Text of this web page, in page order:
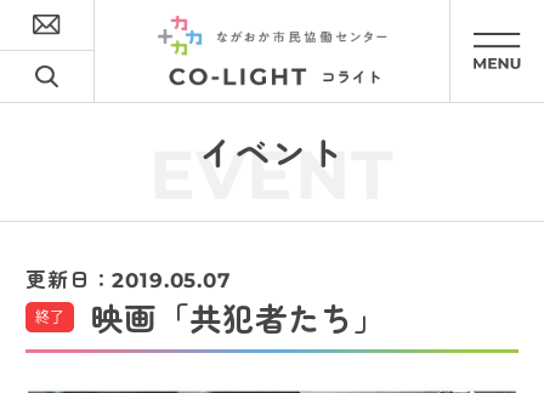
イベント
EVENT
更新日：2019.05.07
終了 映画「共犯者たち」